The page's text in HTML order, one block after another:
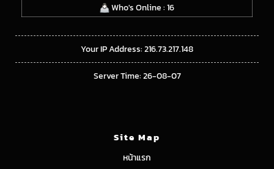
Who's Online : 16
Your IP Address: 216.73.217.148
Server Time: 26-08-07
Site Map
หน้าแรก